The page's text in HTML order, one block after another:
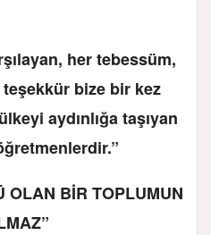
her tebessüm,
bize bir kez
aydınlığa taşıyan
OLAN BİR TOPLUMUN